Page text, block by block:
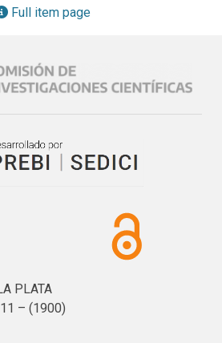
del Hospital de Niños Sor María
Full item page
PLATA
– (1900)